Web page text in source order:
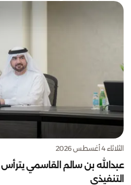
الثلاثاء 4 أغسطس 2026
عبدالله بن سالم القاسمي
التنفيذي